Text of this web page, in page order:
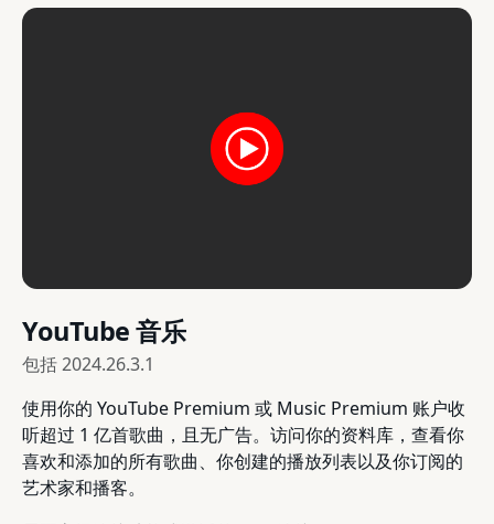
YouTube 音乐
包括2024.26.3.1
使用你的 YouTube Premium 或 Music Premium 账户收
听超过 1 亿首歌曲，且无广告。访问你的资料库，查看你
喜欢和添加的所有歌曲、你创建的播放列表以及你订阅的
艺术家和播客。